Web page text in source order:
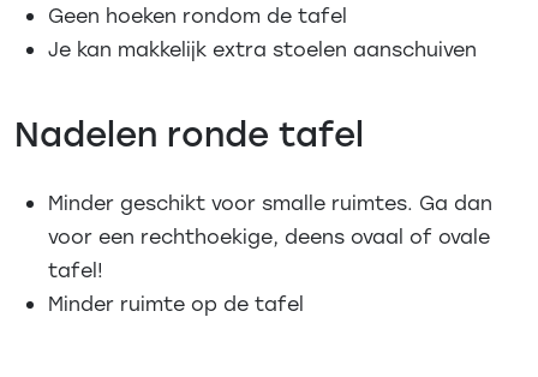
Geen hoeken rondom de tafel
Je kan makkelijk extra stoelen aanschuiven
Nadelen ronde tafel
Minder geschikt voor smalle ruimtes. Ga dan
voor een rechthoekige, deens ovaal of ovale
tafel!
Minder ruimte op de tafel